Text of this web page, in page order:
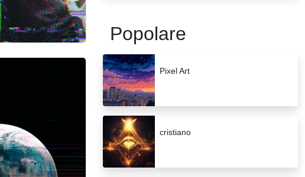
Popolare
Pixel Art
cristiano